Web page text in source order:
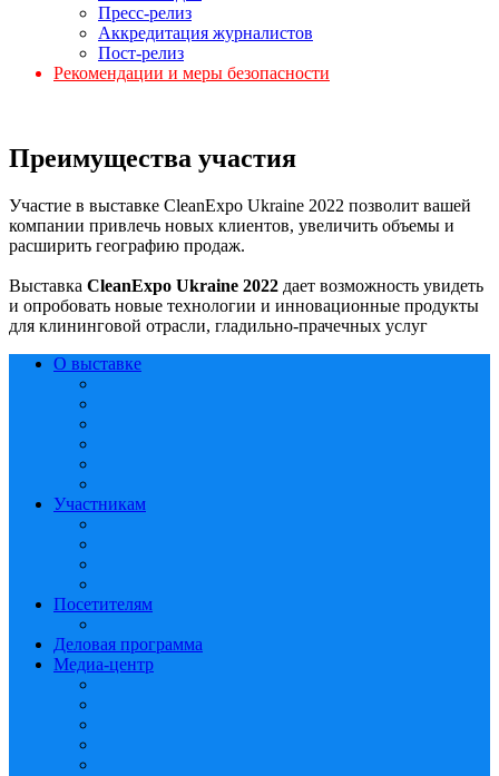
Пресс-релиз
Аккредитация журналистов
Пост-релиз
Рекомендации и меры безопасности
Преимущества участия
Участие в выставке CleanExpo Ukraine 2022 позволит вашей
компании привлечь новых клиентов, увеличить объемы и
расширить географию продаж.
Выставка CleanExpo Ukraine 2022 дает возможность увидеть
и опробовать новые технологии и инновационные продукты
для клининговой отрасли, гладильно-прачечных услуг
О выставке
Участникам
Посетителям
Деловая программа
Медиа-центр